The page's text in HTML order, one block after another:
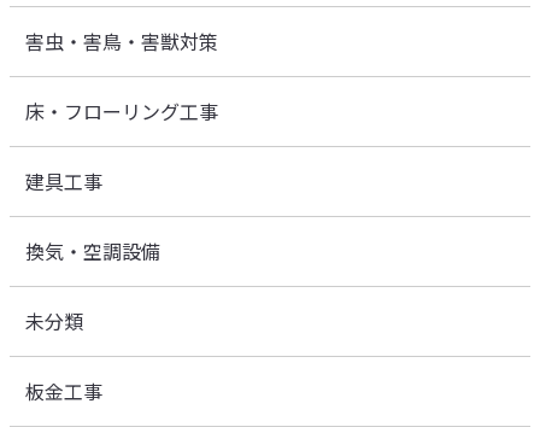
害虫・害鳥・害獣対策
床・フローリング工事
建具工事
換気・空調設備
未分類
板金工事